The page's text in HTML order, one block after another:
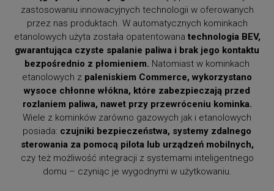
zastosowaniu innowacyjnych technologii w oferowanych
przez nas produktach. W automatycznych kominkach
etanolowych użyta została opatentowana technologia BEV,
gwarantująca czyste spalanie paliwa i brak jego kontaktu
bezpośrednio z płomieniem. Natomiast w kominkach
etanolowych z paleniskiem Commerce, wykorzystano
wysoce chłonne włókna, które zabezpieczają przed
rozlaniem paliwa, nawet przy przewróceniu kominka.
Wiele z kominków zarówno gazowych jak i etanolowych
posiada: czujniki bezpieczeństwa, systemy zdalnego
sterowania za pomocą pilota lub urządzeń mobilnych,
czy też możliwość integracji z systemami inteligentnego
domu – czyniąc je wygodnymi w użytkowaniu.